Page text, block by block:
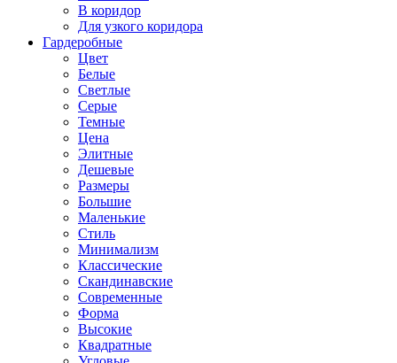
В коридор
Для узкого коридора
Гардеробные
Цвет
Белые
Светлые
Серые
Темные
Цена
Элитные
Дешевые
Размеры
Большие
Маленькие
Стиль
Минимализм
Классические
Скандинавские
Современные
Форма
Высокие
Квадратные